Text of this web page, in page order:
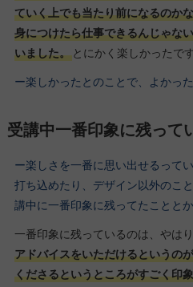
ていく上でも当たり前になるのか
身につけたら仕事できるんじゃな
いました。とにかく楽しかったで
ー楽しかったとのことで、よかった
受講中一番印象に残って
ー楽しさを一番に思い出せるって
打ち込めたり、デザイン以外のこ
講中に一番印象に残ってたことと
一番印象に残っているのは、やはり
アドバイスをいただけるというの
くださるというところがすごく印